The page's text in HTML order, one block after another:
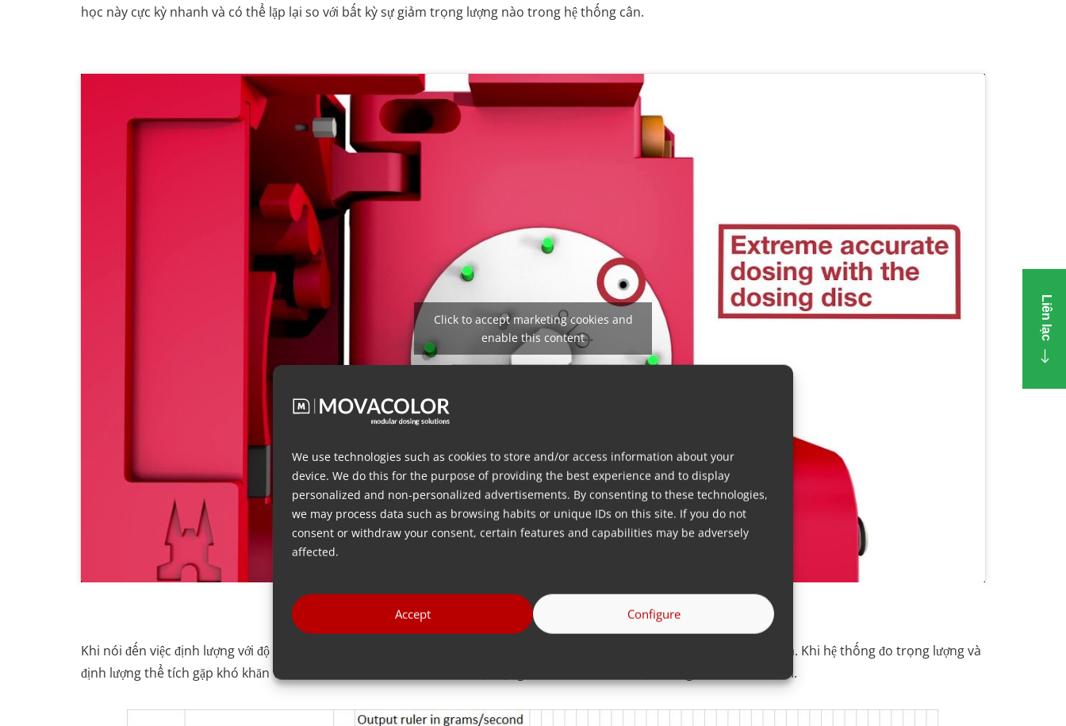
We use technologies such as cookies to store and/or access information about your
device. We do this for the purpose of providing the best experience and to display
personalized and non-personalized advertisements. By consenting to these technologies,
we may process data such as browsing habits or unique IDs on this site. If you do not
consent or withdraw your consent, certain features and capabilities may be adversely
affected.
Accept Configure
học này cực kỳ nhanh và có thể lặp lại so với bất kỳ sự giảm trọng lượng nào trong hệ thống cân.
Click to accept marketing cookies and
enable this content
Khi nói đến việc định lượng với độ chính xác của một viên duy nhất, MCNexus đang thu hẹp khoảng cách về phạm vi đầu ra. Khi hệ thống đo trọng lượng và
định lượng thể tích gặp khó khăn với đầu ra siêu nhỏ thì MCNexus hoạt động tốt hơn như minh họa trong biểu đồ bên dưới.
Liên lạc